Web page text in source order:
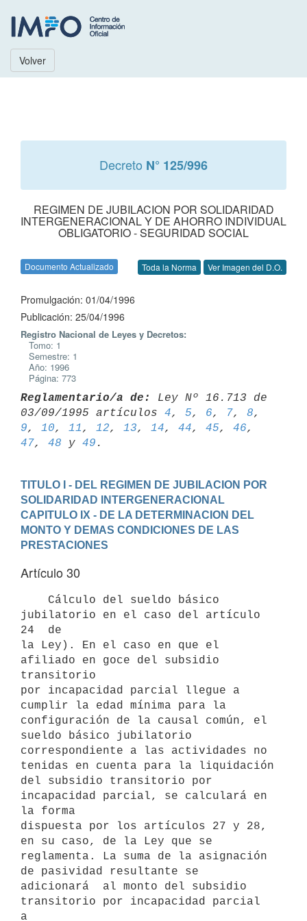
Volver
Decreto N° 125/996
REGIMEN DE JUBILACION POR SOLIDARIDAD
INTERGENERACIONAL Y DE AHORRO INDIVIDUAL
OBLIGATORIO - SEGURIDAD SOCIAL
Documento Actualizado Toda la Norma Ver Imagen del D.O.
Promulgación: 01/04/1996
Publicación: 25/04/1996
Registro Nacional de Leyes y Decretos:
Tomo: 1
Semestre: 1
Año: 1996
Página: 773
Reglamentario/a de:
Ley Nº 16.713 de
03/09/1995 artículos 4, 5, 6, 7, 8,
9, 10, 11 , 12, 13, 14, 44, 45, 46
47, 48 y 49
TITULO I - DEL REGIMEN DE JUBILACION POR
SOLIDARIDAD INTERGENERACIONAL
CAPITULO IX - DE LA DETERMINACION DEL
MONTO Y DEMAS CONDICIONES DE LAS
PRESTACIONES
Artículo 30
jubilatorio en el caso del artículo
24  de
la Ley). En el caso en que el
afiliado en goce del subsidio
transitorio
por incapacidad parcial llegue a
cumplir la edad mínima para la
configuración de la causal común, el
sueldo básico jubilatorio
correspondiente a las actividades no
tenidas en cuenta para la liquidación
del subsidio transitorio por
incapacidad parcial, se calculará en
la forma
dispuesta por los artículos 27 y 28,
en su caso, de la Ley que se
reglamenta. La suma de la asignación
de pasividad resultante se
adicionará  al monto del subsidio
transitorio por incapacidad parcial
a